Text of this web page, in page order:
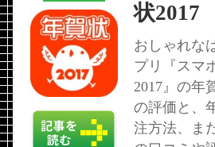
状2017
おしゃれな
プリ『スマ
2017』の年
の評価と、
注方法、ま